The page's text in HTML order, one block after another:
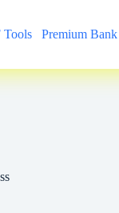
Tools Premium